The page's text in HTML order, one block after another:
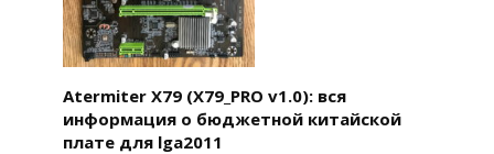
Atermiter X79 (X79_PRO v1.0): вся
информация о бюджетной китайской
плате для lga2011